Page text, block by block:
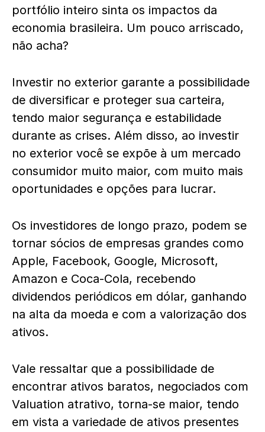
portfólio inteiro sinta os impactos da
economia brasileira. Um pouco arriscado,
não acha?
Investir no exterior garante a possibilidade
de diversificar e proteger sua carteira,
tendo maior segurança e estabilidade
durante as crises. Além disso, ao investir
no exterior você se expõe à um mercado
consumidor muito maior, com muito mais
oportunidades e opções para lucrar.
Os investidores de longo prazo, podem se
tornar sócios de empresas grandes como
Apple, Facebook, Google, Microsoft,
Amazon e Coca-Cola, recebendo
dividendos periódicos em dólar, ganhando
na alta da moeda e com a valorização dos
ativos.
Vale ressaltar que a possibilidade de
encontrar ativos baratos, negociados com
Valuation atrativo, torna-se maior, tendo
em vista a variedade de ativos presentes